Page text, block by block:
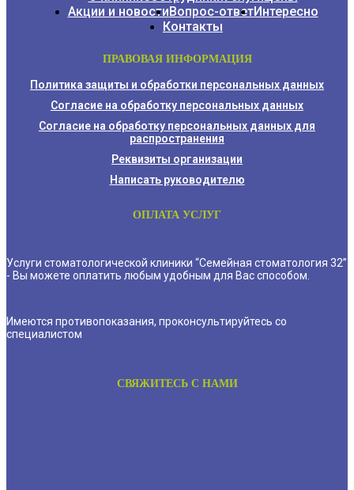
Акции и новостиВопрос-ответИнтересно
Контакты
ПРАВОВАЯ ИНФОРМАЦИЯ
Политика защиты и обработки персональных данных
Согласие на обработку персональных данных
Согласие на обработку персональных данных для
распространения
Реквизиты организации
Написать руководителю
ОПЛАТА УСЛУГ
Услуги стоматологической клиники “Семейная стоматология 32”
- Вы можете оплатить любым удобным для Вас способом.
Имеются противопоказания, проконсультируйтесь со
специалистом
СВЯЖИТЕСЬ С НАМИ